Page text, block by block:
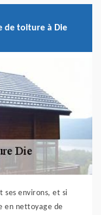
de toiture à Die
ses environs, et si
en nettoyage de